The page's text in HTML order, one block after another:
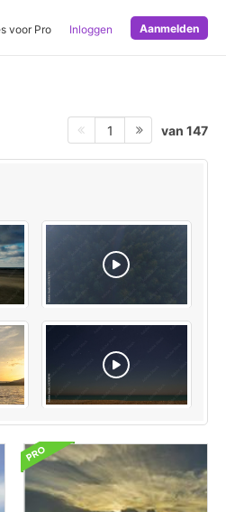
voor Pro Inloggen Aanmelden
1 van 147